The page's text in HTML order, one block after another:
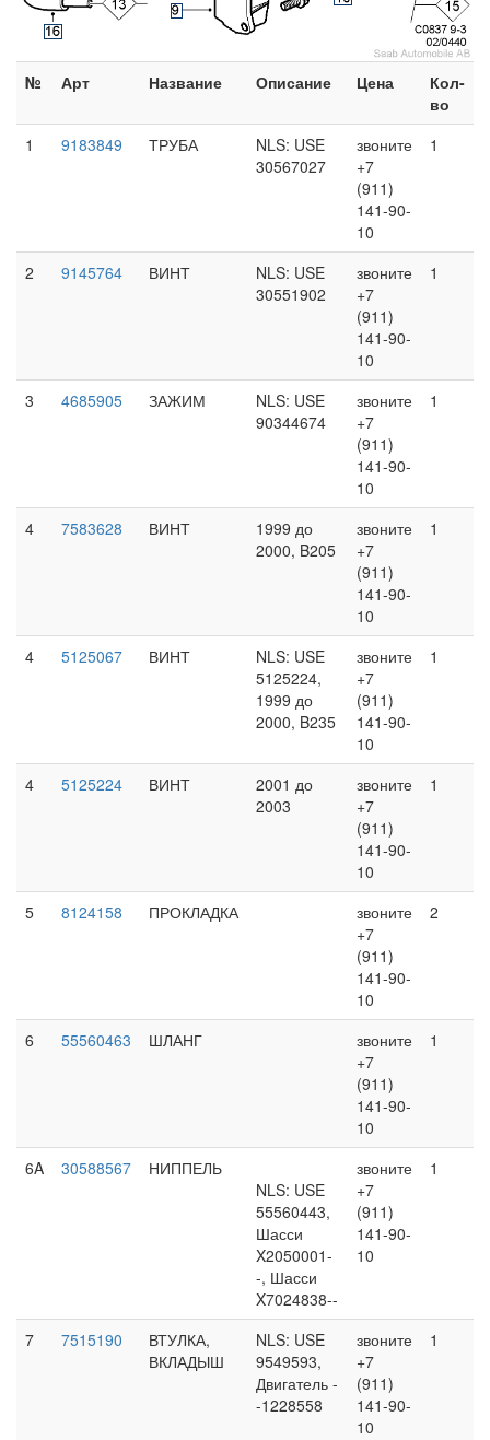
№ Арт Название Описание Цена
Кол-
во
1
9183849 ТРУБА
NLS: USE
30567027
звоните
+7
(911)
141-90-
10
1
2 9145764 ВИНТ
NLS: USE
30551902
звоните
+7
(911)
141-90-
10
1
3 4685905 ЗАЖИМ
NLS: USE
90344674
звоните
+7
(911)
141-90-
10
1
4 7583628 ВИНТ
1999 до
2000, B205
звоните
+7
(911)
141-90-
10
1
4 5125067 ВИНТ
NLS: USE
5125224,
1999 до
2000, B235
звоните
+7
(911)
141-90-
10
1
4 5125224 ВИНТ
2001 до
2003
звоните
+7
(911)
141-90-
10
1
5 8124158 ПРОКЛАДКА
звоните
+7
(911)
141-90-
10
2
6 55560463 ШЛАНГ
звоните
+7
(911)
141-90-
10
1
6A 30588567
НИППЕЛЬ
NLS: USE
55560443,
Шасси
X2050001-
-, Шасси
X7024838--
звоните
+7
(911)
141-90-
10
1
7 7515190
ВТУЛКА,
ВКЛАДЫШ
NLS: USE
9549593,
Двигатель -
-1228558
звоните
+7
(911)
141-90-
10
1